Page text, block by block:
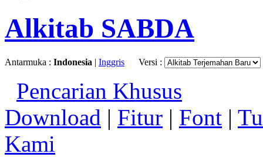
Alkitab SABDA
Antarmuka : Indonesia | Inggris Versi :
Pencarian Khusus
Download | Fitur | Font |
Kami